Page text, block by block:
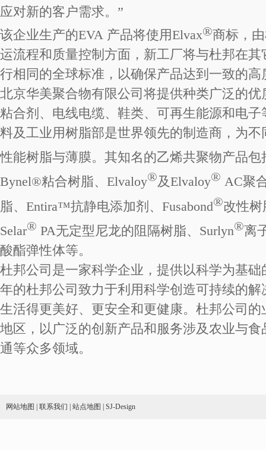
应对新的客户需求。”
该企业生产的EVA 产品将使用Elvax®商标，
运流程和质量控制方面，新工厂将与杜邦在
行相同的全球标准，以确保产品达到一致的
北京华美聚合物有限公司将提供种类广泛的
粘合剂、电线电缆、鞋类、可再生能源和电子
料及工业用树脂部是世界领先的制造商，为
性能树脂与薄膜。 其知名的乙烯共聚物产品
Bynel®粘合树脂、Elvaloy®及Elvaloy® AC聚
脂、Entira™抗静电添加剂、Fusabond®改性树
Selar® PA无定型尼龙的阻隔树脂、Surlyn®离
酸酯弹性体等。
杜邦公司是一家科学企业，提供以科学为基础
年的杜邦公司致力于利用科学创造可持续的
生活得更美好、更安全和更健康。杜邦公司
地区，以广泛的创新产品和服务涉及农业与
通等众多领域。
网站地图 联系我们 站点地图 SJ-Design